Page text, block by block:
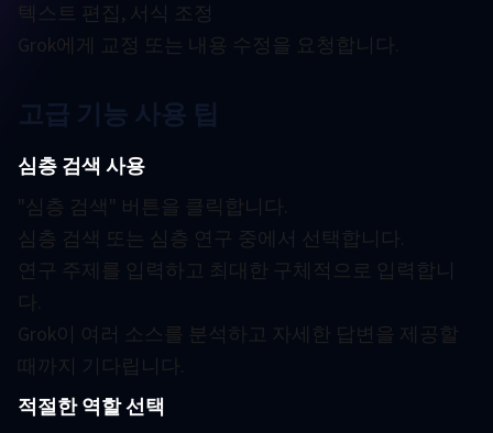
텍스트 편집, 서식 조정
Grok에게 교정 또는 내용 수정을 요청합니다.
고급 기능 사용 팁
심층 검색 사용
"심층 검색" 버튼을 클릭합니다.
심층 검색 또는 심층 연구 중에서 선택합니다.
연구 주제를 입력하고 최대한 구체적으로 입력합니
다.
Grok이 여러 소스를 분석하고 자세한 답변을 제공할
때까지 기다립니다.
적절한 역할 선택